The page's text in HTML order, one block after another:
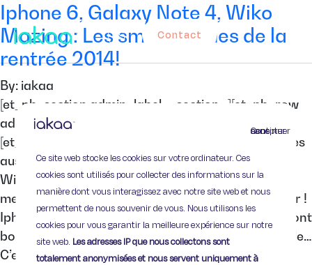
Continuer sans accepter
Ce site web stocke les cookies sur votre ordinateur. Ces
cookies sont utilisés pour collecter des informations sur la
manière dont vous interagissez avec notre site web et nous
permettent de nous souvenir de vous. Nous utilisons les
cookies pour vous garantir la meilleure expérience sur notre
site web. Les adresses IP que nous collectons sont
totalement anonymisées et nous servent uniquement à
Contact
Iphone 6, Galaxy Note 4, Wiko
Mazing : Les smartphones de la
rentrée 2014!
By: iakaa
[et_pb_section admin_label= »section »][et_pb_row
admin_label= »row »][et_pb_column type= »4_4″]
[et_pb_text admin_label= »Texte »] Les smartphones
aussi font leur rentrée. iPhone 6, Galaxy Note 4 et
Wiko Mazing : les fabricants font la course aux
meilleures nouveautés pour notre plus grand plaisir !
Iphone 6 Depuis plusieurs semaines, les rumeurs vont
bon train à propos du nouveau smartphone d’Apple…
C’est confirmé depuis quelques jours, l’iPhone 6 […]